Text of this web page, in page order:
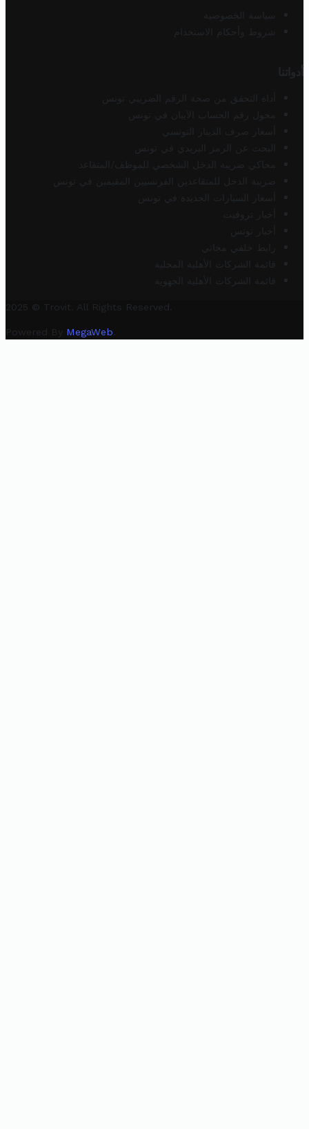
سياسة الخصوصية
شروط وأحكام الاستخدام
أدواتنا
أداة التحقق من صحة الرقم الضريبي تونس
محول رقم الحساب الآيبان في تونس
أسعار صرف الدينار التونسي
البحث عن الرمز البريدي في تونس
محاكي ضريبة الدخل الشخصي للموظف/المتقاعد
ضريبة الدخل للمتقاعدين الفرنسيين المقيمين في تونس
أسعار السيارات الجديدة في تونس
أخبار تروفيت
أخبار تونس
رابط خلفي مجاني
قائمة الشركات الأهلية المحلية
قائمة الشركات الأهلية الجهوية
2025 © Trovit. All Rights Reserved.
Powered By MegaWeb